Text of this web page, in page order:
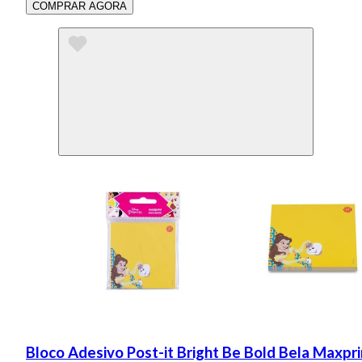
COMPRAR AGORA
Bloco Adesivo Post-it Bright Be Bold Bela